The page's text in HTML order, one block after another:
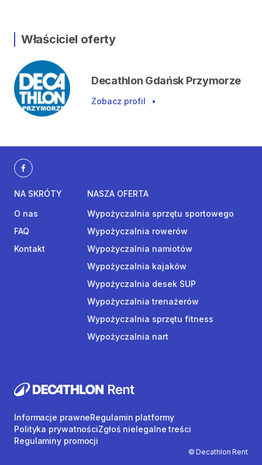
Właściciel oferty
Decathlon Gdańsk Przymorze
Zobacz profil •
NA SKRÓTY
O nas
FAQ
Kontakt
NASZA OFERTA
Wypożyczalnia sprzętu sportowego
Wypożyczalnia rowerów
Wypożyczalnia namiotów
Wypożyczalnia kajaków
Wypożyczalnia desek SUP
Wypożyczalnia trenażerów
Wypożyczalnia sprzętu fitness
Wypożyczalnia nart
© Decathlon Rent
Informacje prawneRegulamin platformy
Polityka prywatnościZgłoś nielegalne treści
Regulaminy promocji